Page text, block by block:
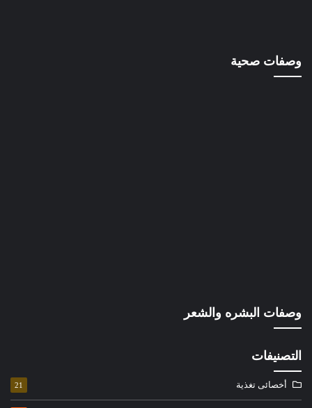
وصفات صحية
وصفات البشره والشعر
التصنيفات
أخصائى تغذية 21